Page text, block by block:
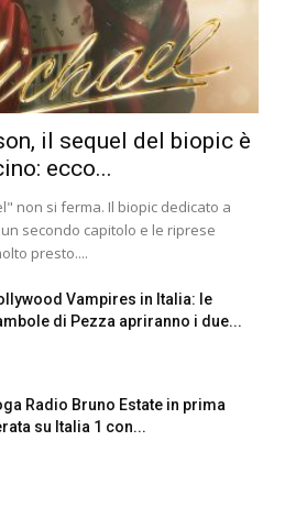
il sequel del biopic è
ecco...
non si ferma. Il biopic dedicato a
secondo capitolo e le riprese
presto....
Vampires in Italia: le
di Pezza apriranno i due...
Radio Bruno Estate in prima
su Italia 1 con...